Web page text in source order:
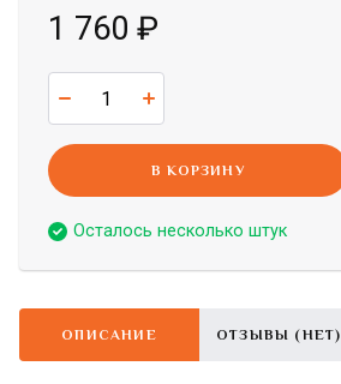
1 760 ₽
В КОРЗИНУ
Осталось несколько штук
ОПИСАНИЕ ОТЗЫВЫ (НЕТ)